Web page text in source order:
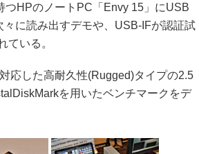
HPのノートPC「Envy 15」にUSB
に読み出すデモや、USB-IFが認証試
ている。
応した高耐久性(Rugged)タイプの2.5
を用いたベンチマークをデ